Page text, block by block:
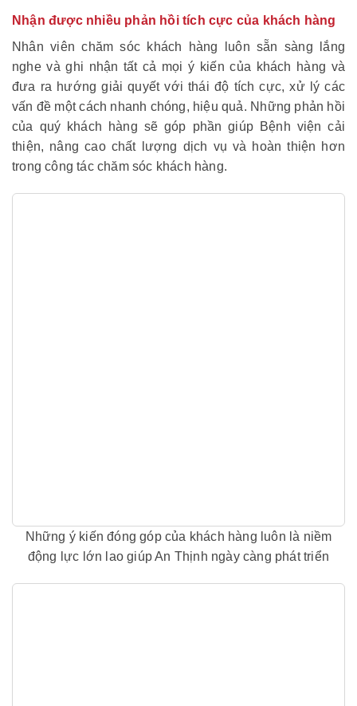
Nhận được nhiều phản hồi tích cực của khách hàng
Nhân viên chăm sóc khách hàng luôn sẵn sàng lắng
nghe và ghi nhận tất cả mọi ý kiến của khách hàng và
đưa ra hướng giải quyết với thái độ tích cực, xử lý các
vấn đề một cách nhanh chóng, hiệu quả. Những phản hồi
của quý khách hàng sẽ góp phần giúp Bệnh viện cải
thiện, nâng cao chất lượng dịch vụ và hoàn thiện hơn
trong công tác chăm sóc khách hàng.
Những ý kiến đóng góp của khách hàng luôn là niềm
động lực lớn lao giúp An Thịnh ngày càng phát triển